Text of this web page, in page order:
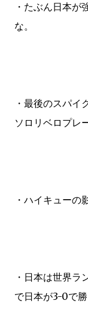
・たぶん日本が
な。
・最後のスパイ
ソロリベロプレ
・ハイキューの
・日本は世界ラ
で日本が3-0で勝